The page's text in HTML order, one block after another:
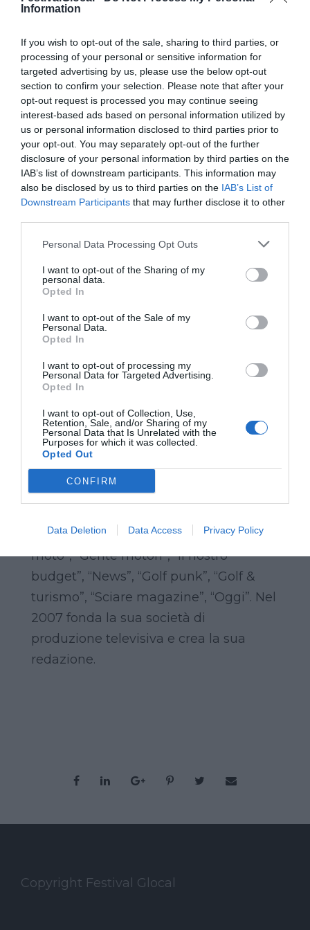
Information
If you wish to opt-out of the sale, sharing to third parties, or
processing of your personal or sensitive information for
targeted advertising by us, please use the below opt-out
section to confirm your selection. Please note that after your
opt-out request is processed you may continue seeing
interest-based ads based on personal information utilized by
us or personal information disclosed to third parties prior to
your opt-out. You may separately opt-out of the further
disclosure of your personal information by third parties on the
IAB’s list of downstream participants. This information may
also be disclosed by us to third parties on the IAB’s List of
Downstream Participants that may further disclose it to other
Personal Data Processing Opt Outs
I want to opt-out of the Sharing of my
personal data.
Opted In
I want to opt-out of the Sale of my
Personal Data.
Opted In
I want to opt-out of processing my
Personal Data for Targeted Advertising.
Opted In
I want to opt-out of Collection, Use,
Retention, Sale, and/or Sharing of my
Personal Data that Is Unrelated with the
Purposes for which it was collected.
Opted Out
CONFIRM
Data Deletion Data Access Privacy Policy
i primi passi nel mondo dello
spettacolo a 14 anni lavorando come
speaker in piccole emittenti
radiofoniche. Nel 1984 incontra Diego
Abatantuono e inizia attività come
attore nella prima sit-com italiana per il
circuito Euro TV, per poi passare al
cinema con Gabriele Salvatores,
Giuseppe Bertolucci e Jerry Calà. Nel
1991 sempre come attore approda a
“Scherzi a parte”, nel 1994 lavora per la
Rai in un programma con Nanni Loi.
Nel 1995 partecipa al programma
Mediaset “I Guastafeste”. Nel 1996
collaborazione con “Striscia la
notizia”ad oggi 24 anni nelle file del
noto programma di Canale 5. Nel 1997
scrive il libro: Le avventure del Tapiro
d'oro. Radio: 2 stagioni Radio 105, Radio
DeeJay, Radio 24 Il Sole 24 Ore: sette
stagioni con il programma da lui scritto
e condotto “Al Vostro posto”. Al lavoro
televisivo ha sempre affiancato
“Quotidiano nazionale”, “Leggo”, “Tutto
moto”, “Gente motori”, “Il nostro
budget”, “News”, “Golf punk”, “Golf &
turismo”, “Sciare magazine”, “Oggi”. Nel
2007 fonda la sua società di
produzione televisiva e crea la sua
redazione.
Copyright Festival Glocal